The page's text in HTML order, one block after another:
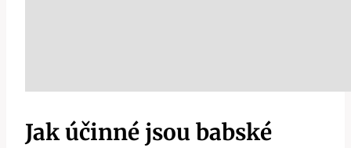
Jak účinné jsou babské